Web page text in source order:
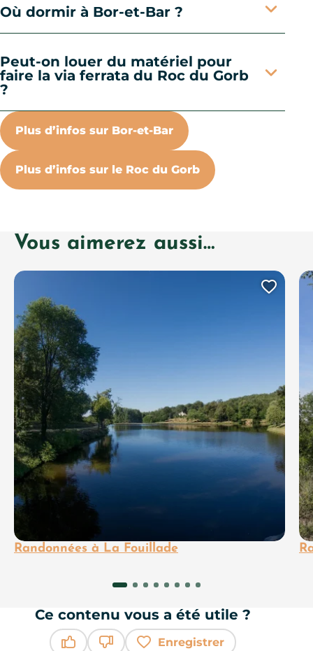
Où dormir à Bor-et-Bar ?
Peut-on louer du matériel pour
faire la via ferrata du Roc du Gorb
?
Plus d’infos sur Bor-et-Bar
Plus d’infos sur le Roc du Gorb
Vous aimerez aussi…
Randonnées à La Fouillade
Ce contenu vous a été utile ?
Enregistrer